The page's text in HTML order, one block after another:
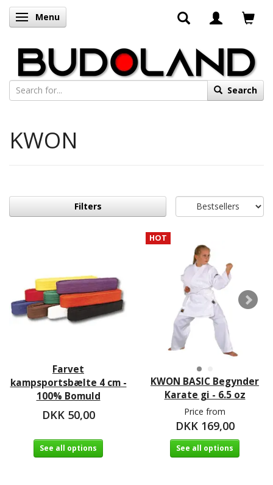
Toggle navigation
Menu
Search
KWON
Filters
Farvet
kampsportsbælte 4 cm -
100% Bomuld
DKK 50,00
See all options
HOT
KWON BASIC Begynder
Karate gi - 6.5 oz
Price from
DKK 169,00
See all options